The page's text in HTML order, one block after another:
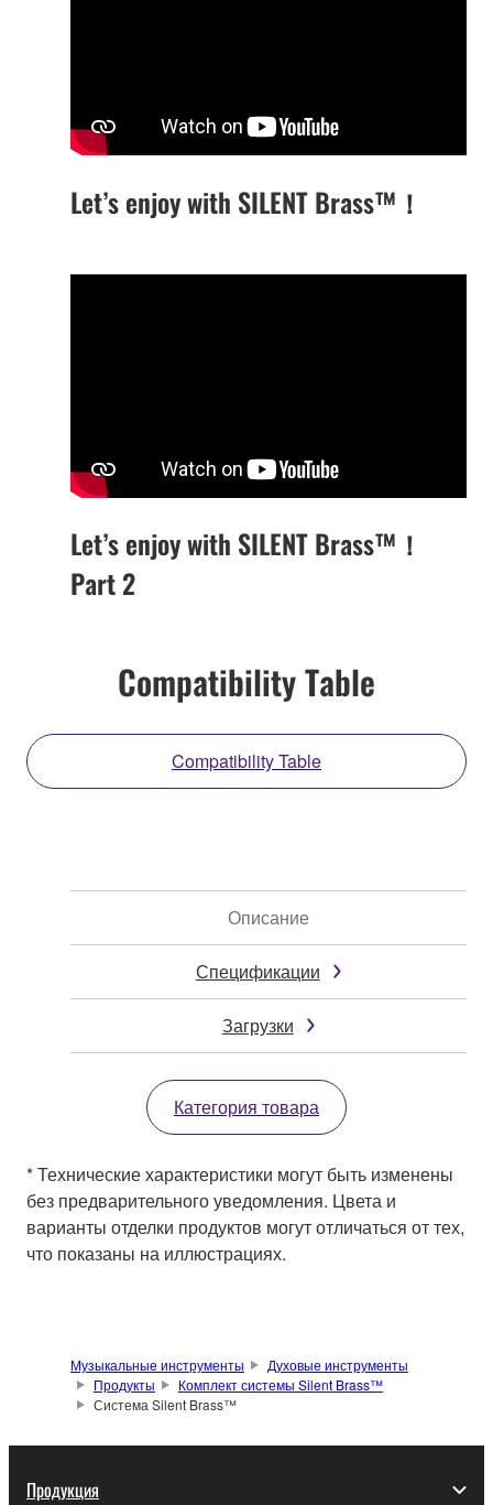
Let’s enjoy with SILENT Brass™！
Let’s enjoy with SILENT Brass™！
Part 2
Compatibility Table
Compatibility Table
Описание
Спецификации
Загрузки
Категория товара
* Технические характеристики могут быть изменены
без предварительного уведомления. Цвета и
варианты отделки продуктов могут отличаться от тех,
что показаны на иллюстрациях.
Музыкальные инструменты
Духовые инструменты
Продукты
Комплект системы Silent Brass™
Система Silent Brass™
Продукция